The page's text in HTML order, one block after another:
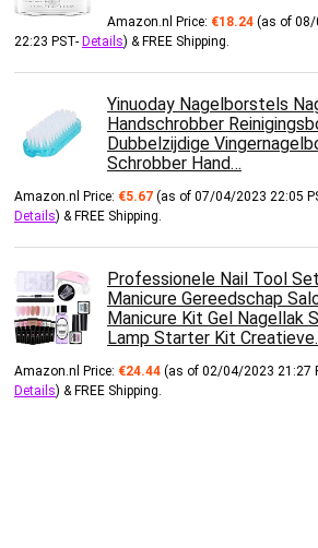
Amazon.nl Price: €18.24 (as of
22:23 PST- Details) & FREE Shipping.
Yinuoday Nagelborstels
Handschrobber
Dubbelzijdige
Schrobber Hand…
Amazon.nl Price: €5.67 (as of 07/04/2023 22:05
Details) & FREE Shipping.
Professionele Nail Tool
Manicure Gereedschap
Manicure Kit Gel Nagellak
Lamp Starter Kit
Amazon.nl Price: €24.44 (as of 02/04/2023 21:27
Details) & FREE Shipping.